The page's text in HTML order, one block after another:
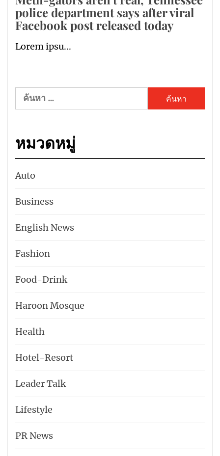
police department says after viral
Facebook post released today
Lorem ipsu...
ค้นหา
สำหรับ:
หมวดหมู่
Auto
Business
English News
Fashion
Food-Drink
Haroon Mosque
Health
Hotel-​Resort
Leader Talk
Lifestyle
PR News